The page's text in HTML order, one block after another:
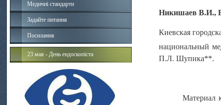
Медичні стандарти
Задайте питання
Посилання
23 мая - День ендоскопіста
Никишаев В.И.,
Киевская
национальный
П.Л. Шупика**.
Материал